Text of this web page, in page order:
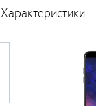
Характеристики